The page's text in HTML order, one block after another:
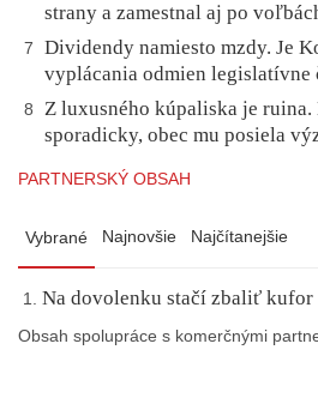
strany a zamestnal aj po
7
Dividendy namiesto mzdy. Je
vyplácania odmien legislatívne
8
Z luxusného kúpaliska je
sporadicky, obec mu posiela
PARTNERSKÝ OBSAH
Vybrané Najnovšie Najčítanejšie
Na dovolenku stačí zbaliť kufor
Obsah spolupráce s komerčnými